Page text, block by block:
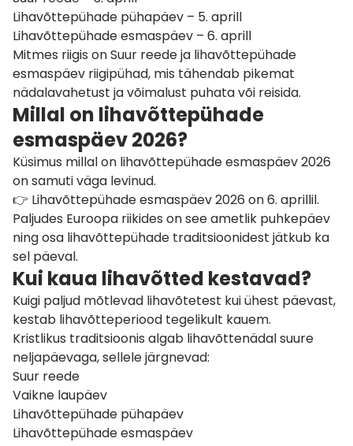
Lihavõttepühade pühapäev – 5. aprill
Lihavõttepühade esmaspäev – 6. aprill
Mitmes riigis on Suur reede ja lihavõttepühade
esmaspäev riigipühad, mis tähendab pikemat
nädalavahetust ja võimalust puhata või reisida.
Millal on lihavõttepühade
esmaspäev 2026?
Küsimus millal on lihavõttepühade esmaspäev 2026
on samuti väga levinud.
👉 Lihavõttepühade esmaspäev 2026 on 6. aprillil.
Paljudes Euroopa riikides on see ametlik puhkepäev
ning osa lihavõttepühade traditsioonidest jätkub ka
sel päeval.
Kui kaua lihavõtted kestavad?
Kuigi paljud mõtlevad lihavõtetest kui ühest päevast,
kestab lihavõtteperiood tegelikult kauem.
Kristlikus traditsioonis algab lihavõttenädal suure
neljapäevaga, sellele järgnevad:
Suur reede
Vaikne laupäev
Lihavõttepühade pühapäev
Lihavõttepühade esmaspäev